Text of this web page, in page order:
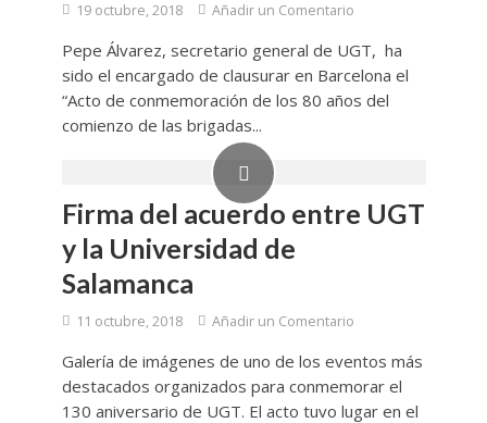
19 octubre, 2018 Añadir un Comentario
Pepe Álvarez, secretario general de UGT, ha
sido el encargado de clausurar en Barcelona el
“Acto de conmemoración de los 80 años del
comienzo de las brigadas...
Firma del acuerdo entre UGT
y la Universidad de
Salamanca
11 octubre, 2018 Añadir un Comentario
Galería de imágenes de uno de los eventos más
destacados organizados para conmemorar el
130 aniversario de UGT. El acto tuvo lugar en el